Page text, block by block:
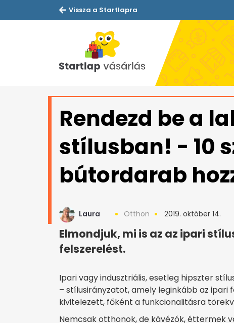
Vissza a Startlapra
Rendezd be a
stílusban! - 10
bútordarab
Laura Otthon 2019. október 14.
Elmondjuk, mi is az az ipari
felszerelést.
Ipari vagy indusztriális, esetleg hipszter
– stílusirányzatot, amely leginkább az
kivitelezett, főként a funkcionalitásra
Nemcsak otthonok, de kávézók, éttermek